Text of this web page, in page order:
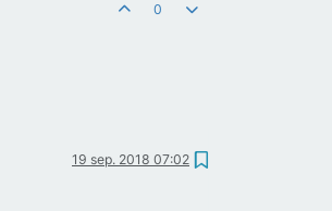
0
19 sep. 2018 07:02